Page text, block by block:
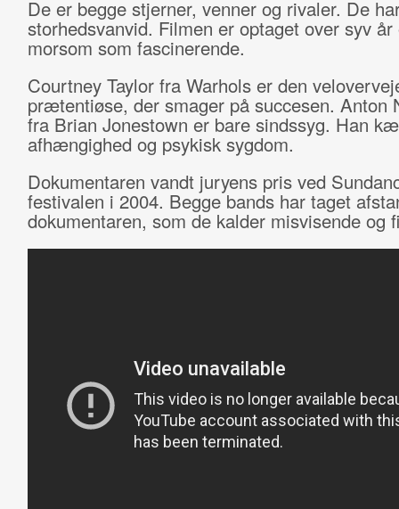
De er begge stjerner, venner og rivaler. De
storhedsvanvid. Filmen er optaget over syv
morsom som fascinerende.
Courtney Taylor fra Warhols er den
prætentiøse, der smager på succesen. Anton
fra Brian Jonestown er bare sindssyg. Han
afhængighed og psykisk sygdom.
Dokumentaren vandt juryens pris ved
festivalen i 2004. Begge bands har taget
dokumentaren, som de kalder misvisende og